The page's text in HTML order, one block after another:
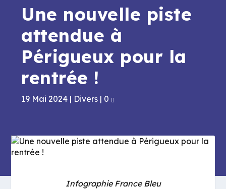
Une nouvelle piste
attendue à
Périgueux pour la
rentrée !
19 Mai 2024 | Divers | 0
Infographie France Bleu